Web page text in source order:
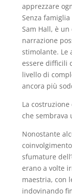
apprezzare
Senza
Sam Hall, è
narrazione
stimolante. Le
essere difficili
livello di
ancora più
La
che sembrava
Nonostante
sfumature
erano a volte
maestria, con
indovinando